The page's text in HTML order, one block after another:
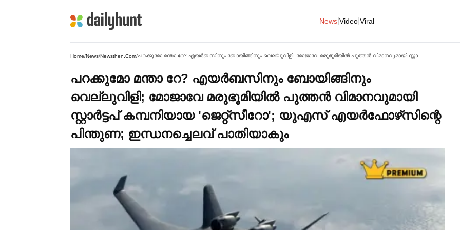
News Video Viral
Home/News/Newsthen.com/
പറക്കുമോ മന്താ റേ? എയര്‍ബസിനും ബോയിങ്ങിനും
വെല്ലുവിളി; മോജാവേ മരുഭൂമിയില്‍ പുത്തന്‍ വിമാനവുമായി
സ്റ്റാര്‍ട്ടപ് കമ്പനിയായ 'ജെറ്റ്‌സീറോ'; യുഎസ് എയര്‍ഫോഴ്‌സിന്റെ
പിന്തുണ; ഇന്ധനച്ചെലവ് പാതിയാകും